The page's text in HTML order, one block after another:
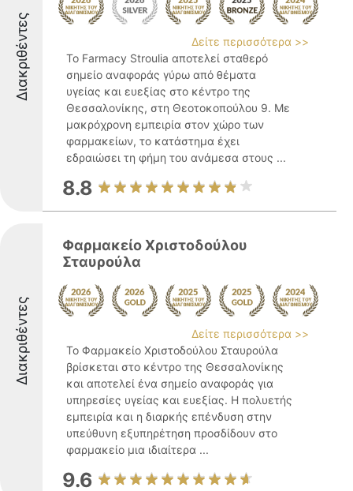
Διακριθέντες
Δείτε περισσότερα >>
Το Farmacy Stroulia αποτελεί σταθερό
σημείο αναφοράς γύρω από θέματα
υγείας και ευεξίας στο κέντρο της
Θεσσαλονίκης, στη Θεοτοκοπούλου 9. Με
μακρόχρονη εμπειρία στον χώρο των
φαρμακείων, το κατάστημα έχει
εδραιώσει τη φήμη του ανάμεσα στους ...
8.8
Διακριθέντες
Φαρμακείο Χριστοδούλου
Σταυρούλα
Δείτε περισσότερα >>
Το Φαρμακείο Χριστοδούλου Σταυρούλα
βρίσκεται στο κέντρο της Θεσσαλονίκης
και αποτελεί ένα σημείο αναφοράς για
υπηρεσίες υγείας και ευεξίας. Η πολυετής
εμπειρία και η διαρκής επένδυση στην
υπεύθυνη εξυπηρέτηση προσδίδουν στο
φαρμακείο μια ιδιαίτερα ...
9.6